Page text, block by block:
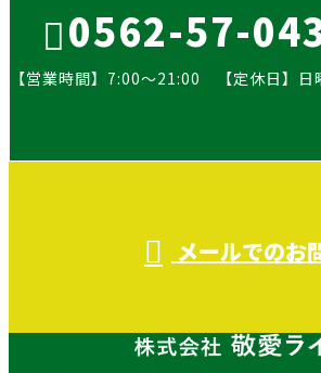
0562-57-
【営業時間】7:00～21:00 【定休日】日
メールでのお